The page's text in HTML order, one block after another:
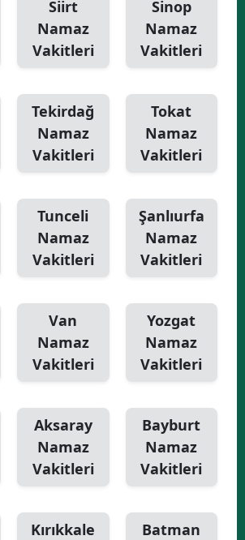
Siirt
Namaz
Vakitleri
Sinop
Namaz
Vakitleri
Tekirdağ
Namaz
Vakitleri
Tokat
Namaz
Vakitleri
Tunceli
Namaz
Vakitleri
Şanlıurfa
Namaz
Vakitleri
Van
Namaz
Vakitleri
Yozgat
Namaz
Vakitleri
Aksaray
Namaz
Vakitleri
Bayburt
Namaz
Vakitleri
Kırıkkale
Batman